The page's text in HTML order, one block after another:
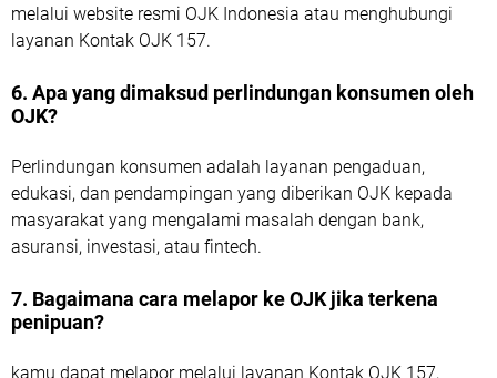
melalui website resmi OJK Indonesia atau menghubungi
layanan Kontak OJK 157.
6. Apa yang dimaksud perlindungan konsumen oleh
OJK?
Perlindungan konsumen adalah layanan pengaduan,
edukasi, dan pendampingan yang diberikan OJK kepada
masyarakat yang mengalami masalah dengan bank,
asuransi, investasi, atau fintech.
7. Bagaimana cara melapor ke OJK jika terkena
penipuan?
kamu dapat melapor melalui layanan Kontak OJK 157,